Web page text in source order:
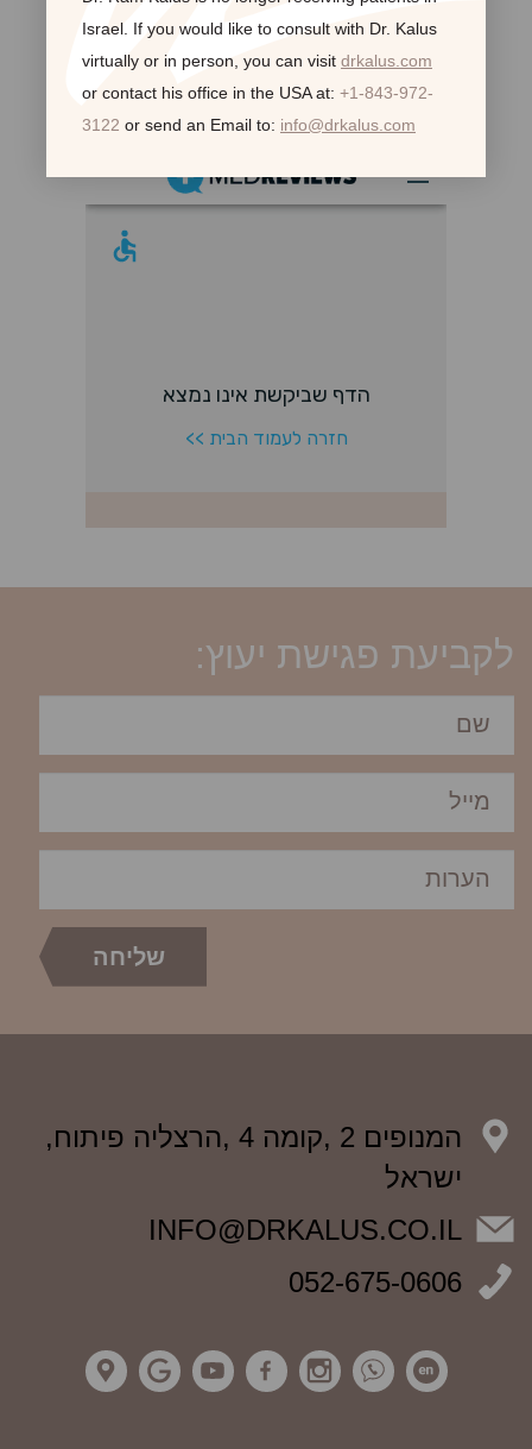
לקוחות ממליצות:
לקביעת פגישת יעוץ:
המנופים 2 ,קומה 4 ,הרצליה פיתוח,
ישראל
INFO@DRKALUS.CO.IL
052-675-0606
Israel. If you would like to consult with Dr. Kalus
virtually or in person, you can visit drkalus.com
or contact his office in the USA at: +1-843-972-
3122 or send an Email to: info@drkalus.com